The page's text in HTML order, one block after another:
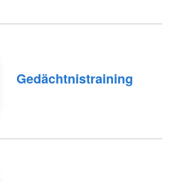
Gedächtnistraining